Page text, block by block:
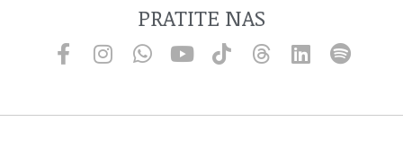
PRATITE NAS